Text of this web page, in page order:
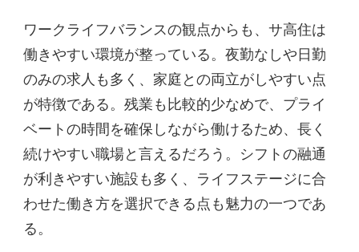
ワークライフバランスの観点からも、サ高住は
働きやすい環境が整っている。夜勤なしや日勤
のみの求人も多く、家庭との両立がしやすい点
が特徴である。残業も比較的少なめで、プライ
ベートの時間を確保しながら働けるため、長く
続けやすい職場と言えるだろう。シフトの融通
が利きやすい施設も多く、ライフステージに合
わせた働き方を選択できる点も魅力の一つであ
る。